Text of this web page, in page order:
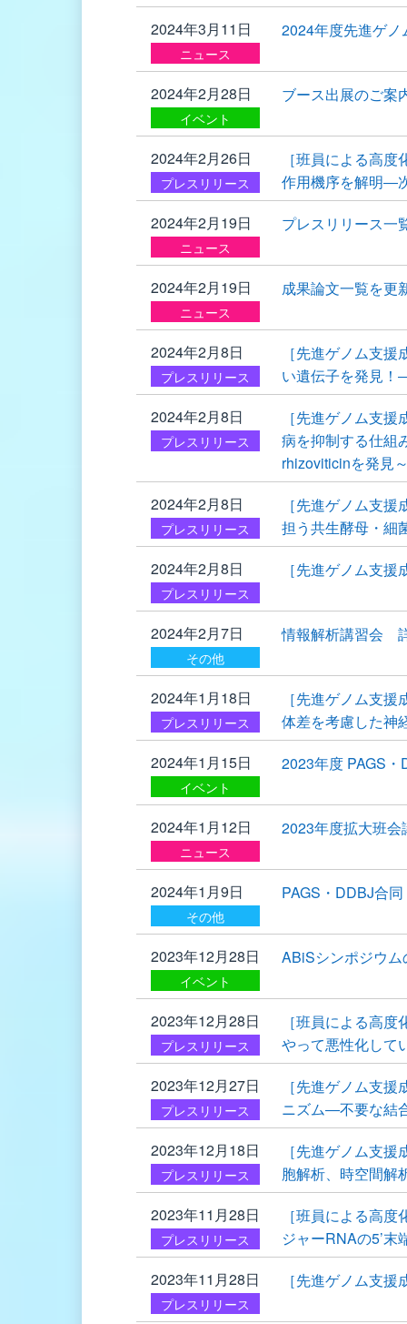
2024年3月11日
ニュース
2024年度先進ゲ
2024年2月28日
イベント
ブース出展のご案
2024年2月26日
プレスリリース
［班員による高
作用機序を解明―
2024年2月19日
ニュース
プレスリリース一
2024年2月19日
ニュース
成果論文一覧を更
2024年2月8日
プレスリリース
［先進ゲノム支
い遺伝子を発見
2024年2月8日
プレスリリース
［先進ゲノム支
病を抑制する仕組
rhizoviticinを発見
2024年2月8日
プレスリリース
［先進ゲノム支
担う共生酵母・
2024年2月8日
プレスリリース
［先進ゲノム支
2024年2月7日
その他
情報解析講習会
2024年1月18日
プレスリリース
［先進ゲノム支
体差を考慮した神
2024年1月15日
イベント
2023年度 PAGS
2024年1月12日
ニュース
2023年度拡大班
2024年1月9日
その他
PAGS・DDBJ合
2023年12月28日
イベント
ABiSシンポジウ
2023年12月28日
プレスリリース
［班員による高
やって悪性化して
2023年12月27日
プレスリリース
［先進ゲノム支
ニズム―不要な結
2023年12月18日
プレスリリース
［先進ゲノム支
胞解析、時空間解
2023年11月28日
プレスリリース
［班員による高
ジャーRNAの5’
2023年11月28日
プレスリリース
［先進ゲノム支